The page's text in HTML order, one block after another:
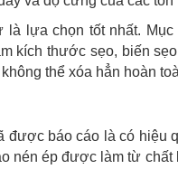
lựa chọn tốt nhất.
kích thước sẹo, biến
thể xóa hẳn hoàn
báo cáo là có hiệu
nén ép được làm từ